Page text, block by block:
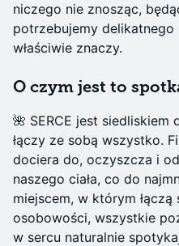
niczego nie znosząc,
potrzebujemy
właściwie znaczy.
O czym jest to
🌺 SERCE jest siedliskiem
łączy ze sobą wszystko.
dociera do, oczyszcza i
naszego ciała, co do
miejscem, w którym
osobowości, wszystkie
w sercu naturalnie